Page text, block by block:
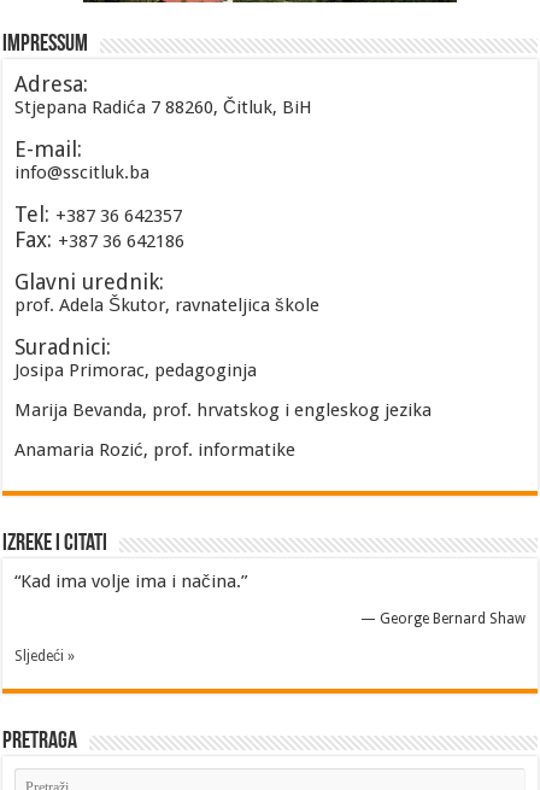
Impressum
Adresa:
Stjepana Radića 7 88260, Čitluk, BiH
E-mail:
info@sscitluk.ba
Tel: +387 36 642357
Fax: +387 36 642186
Glavni urednik:
prof. Adela Škutor, ravnateljica škole
Suradnici:
Josipa Primorac, pedagoginja
Marija Bevanda, prof. hrvatskog i engleskog jezika
Anamaria Rozić, prof. informatike
Izreke i Citati
“Kad ima volje ima i načina.”
— George Bernard Shaw
Sljedeći »
Pretraga